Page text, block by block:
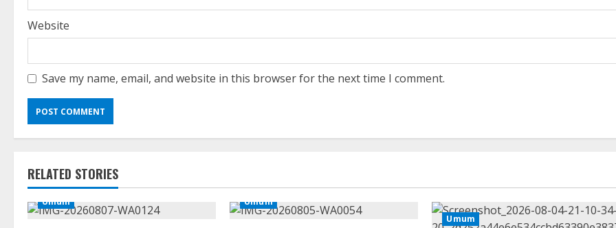
Website
Save my name, email, and website in this browser for the next time I comment.
RELATED STORIES
Umum Umum
Umum